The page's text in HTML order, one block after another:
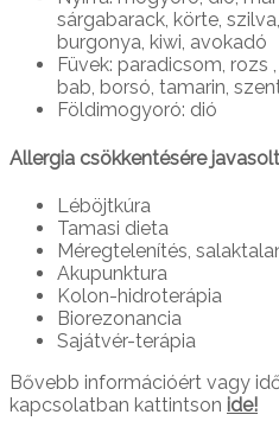
sárgabarack, körte,
burgonya, kiwi, avokadó
Füvek: paradicsom,
bab, borsó, tamarin,
Földimogyoró: dió
Allergia csökkentésére
Léböjtkúra
Tamasi dieta
Méregtelenítés,
Akupunktura
Kolon-hidroterápia
Biorezonancia
Sajátvér-terápia
Bővebb információért vagy
kapcsolatban kattintson ide!